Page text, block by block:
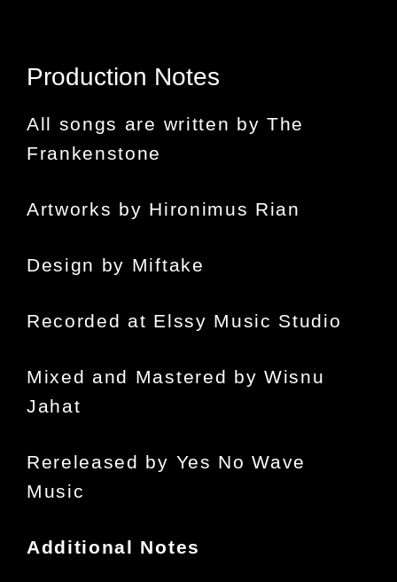
Production Notes
All songs are written by The
Frankenstone
Artworks by Hironimus Rian
Design by Miftake
Recorded at Elssy Music Studio
Mixed and Mastered by Wisnu
Jahat
Rereleased by Yes No Wave
Music
Additional Notes